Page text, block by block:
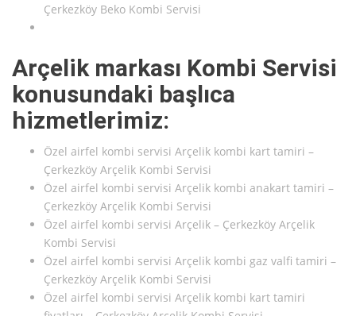
Çerkezköy Beko Kombi Servisi
Arçelik markası Kombi Servisi
konusundaki başlıca
hizmetlerimiz:
Özel airfel kombi servisi Arçelik kombi kart tamiri –
Çerkezköy Arçelik Kombi Servisi
Özel airfel kombi servisi Arçelik kombi anakart tamiri –
Çerkezköy Arçelik Kombi Servisi
Özel airfel kombi servisi Arçelik – Çerkezköy Arçelik
Kombi Servisi
Özel airfel kombi servisi Arçelik kombi gaz valfi tamiri –
Çerkezköy Arçelik Kombi Servisi
Özel airfel kombi servisi Arçelik kombi kart tamiri